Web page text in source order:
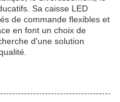
Sa caisse LED
de commande flexibles et
en font un choix de
d'une solution